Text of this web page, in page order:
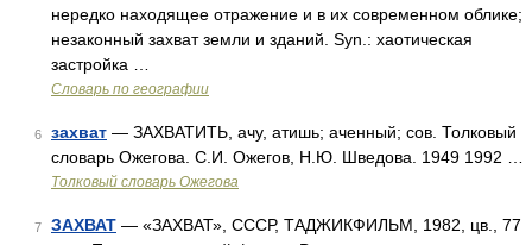
нередко находящее отражение и в их современном облике;
незаконный захват земли и зданий. Syn.: хаотическая
застройка …
Словарь по географии
6 захват — ЗАХВАТИТЬ, ачу, атишь; аченный; сов. Толковый
словарь Ожегова. С.И. Ожегов, Н.Ю. Шведова. 1949 1992 …
Толковый словарь Ожегова
7 ЗАХВАТ — «ЗАХВАТ», СССР, ТАДЖИКФИЛЬМ, 1982, цв., 77